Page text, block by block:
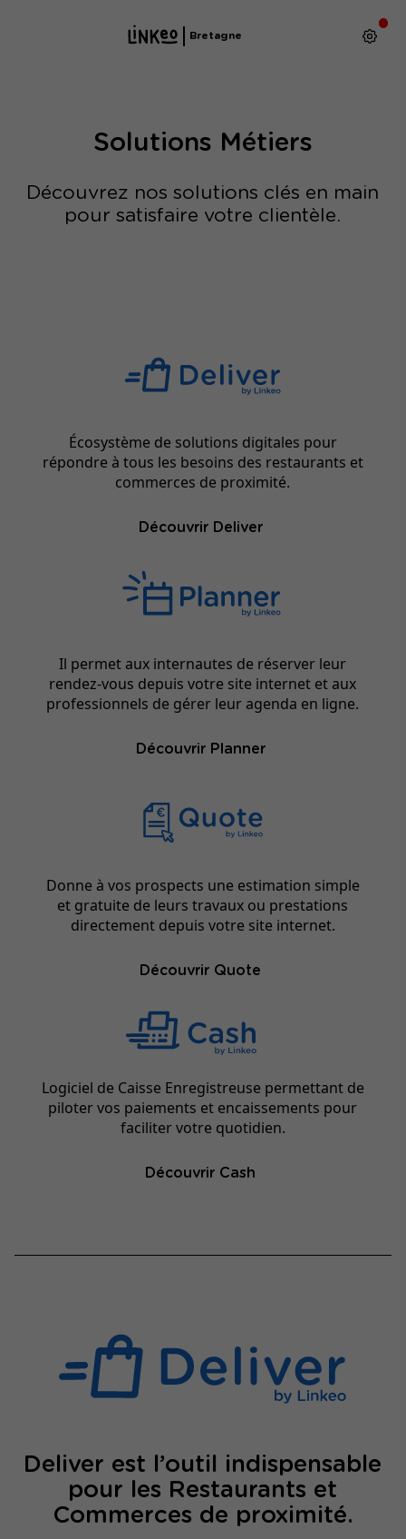
Bretagne
Solutions Métiers
Découvrez nos solutions clés en main
pour satisfaire votre clientèle.
Écosystème de solutions digitales pour
répondre à tous les besoins des restaurants et
commerces de proximité.
Découvrir Deliver
Il permet aux internautes de réserver leur
rendez-vous depuis votre site internet et aux
professionnels de gérer leur agenda en ligne.
Découvrir Planner
Donne à vos prospects une estimation simple
et gratuite de leurs travaux ou prestations
directement depuis votre site internet.
Découvrir Quote
Logiciel de Caisse Enregistreuse permettant de
piloter vos paiements et encaissements pour
faciliter votre quotidien.
Découvrir Cash
Deliver est l’outil indispensable
pour les Restaurants et
Commerces de proximité.